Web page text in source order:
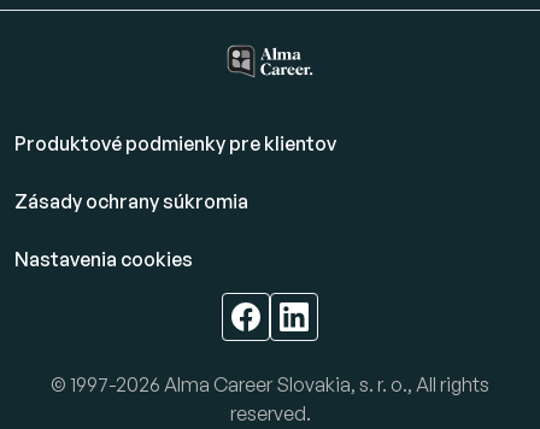
Produktové podmienky pre klientov
Zásady ochrany súkromia
Nastavenia cookies
© 1997-2026 Alma Career Slovakia, s. r. o., All rights
reserved.